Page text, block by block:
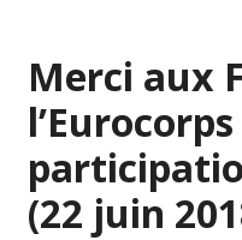
Merci aux
(22 juin